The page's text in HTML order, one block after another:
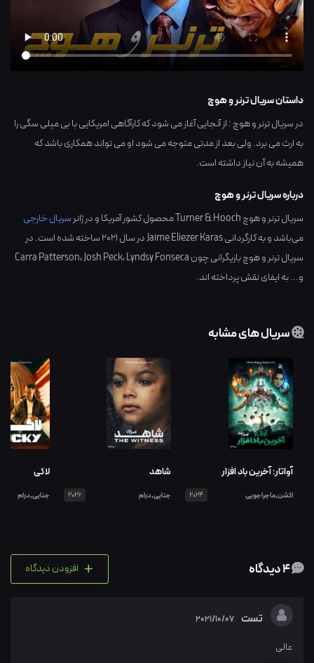
داستان سریال ترنر و هوچ
در سریال ترنر و هوچ : از آنجایی آغاز می شود که کارآگاهی امریکایی با بی میلی سگی را
به ارث می برد. ولی بعد از مدتی متوجه می شود او می تواند همکاری باشد که
همیشه به آن نیاز داشته است.
درباره سریال ترنر و هوچ
سریال ترنر و هوچ Turner & Hooch محصول کشور آمریکاو در ژانرسریال خارجی
می‌باشد و به کارگردانیJaime Eliezer Karasدر سال2021ساخته شده است. در
سریال ترنر و هوچ بازیگرانی چون
Carra Patterson،Josh Peck،Lyndsy Fonseca
و... به ایفای نقش پرداخته اند.
سریال های مشابه
آواتار: آخرین باد افزار
اکشن,ماجراجویی 2024
شاهد
جنایی,درام 2026
لاکی
جنایی,درام
+ افزودن دیدگاه
تست 2021/10/07
عالی